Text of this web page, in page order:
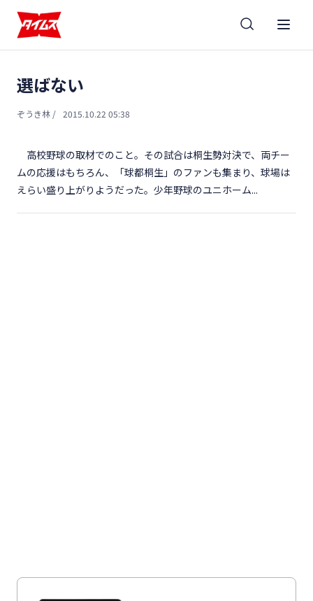
選ばない
ぞうき林 / 2015.10.22 05:38
高校野球の取材でのこと。その試合は桐生勢対決で、両チー
ムの応援はもちろん、「球都桐生」のファンも集まり、球場は
えらい盛り上がりようだった。少年野球のユニホーム...